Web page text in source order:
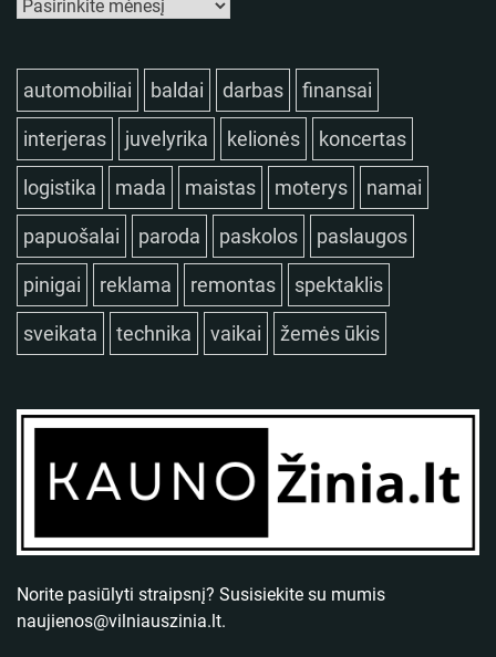
automobiliai baldai darbas finansai
interjeras juvelyrika kelionės koncertas
logistika mada maistas moterys namai
papuošalai paroda paskolos paslaugos
pinigai reklama remontas spektaklis
sveikata technika vaikai žemės ūkis
Norite pasiūlyti straipsnį? Susisiekite su mumis
naujienos@vilniauszinia.lt.